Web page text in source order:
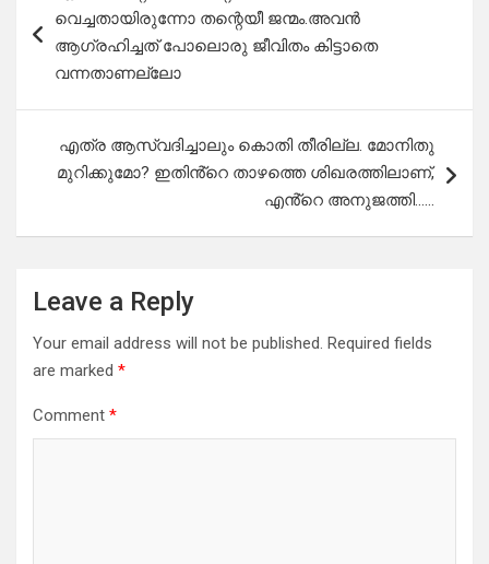
navigation
വെച്ചതായിരുന്നോ തന്റെയീ ജന്മം.അവൻ
ആഗ്രഹിച്ചത് പോലൊരു ജീവിതം കിട്ടാതെ
വന്നതാണല്ലോ
എത്ര ആസ്വദിച്ചാലും കൊതി തീരില്ല. മോനിതു
മുറിക്കുമോ? ഇതിൻ്റെ താഴത്തെ ശിഖരത്തിലാണ്,
എൻ്റെ അനുജത്തി……
Leave a Reply
Your email address will not be published. Required fields
are marked *
Comment *